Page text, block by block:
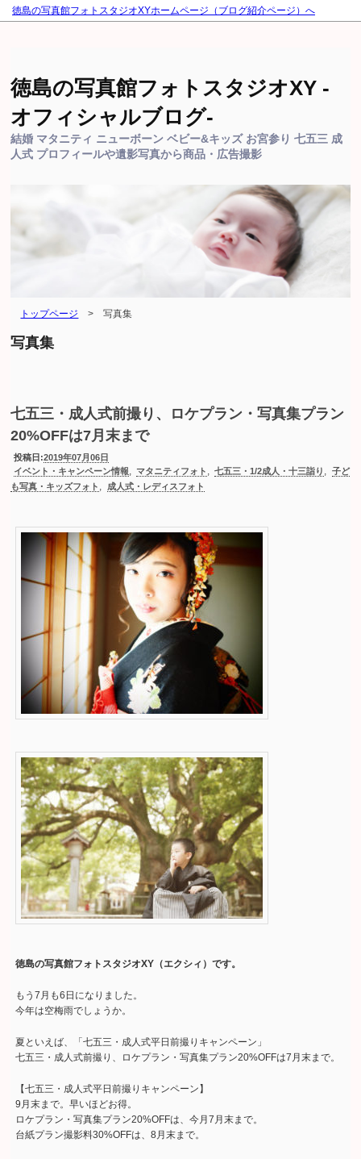
徳島の写真館フォトスタジオXYホームページ（ブログ紹介ページ）へ
徳島の写真館フォトスタジオXY -
オフィシャルブログ-
結婚 マタニティ ニューボーン ベビー&キッズ お宮参り 七五三 成
人式 プロフィールや遺影写真から商品・広告撮影
トップページ > 写真集
写真集
七五三・成人式前撮り、ロケプラン・写真集プラン
20%OFFは7月末まで
投稿日:2019年07月06日
イベント・キャンペーン情報, マタニティフォト , 七五三・1/2成人・十三詣り , 子ど
も写真・キッズフォト , 成人式・レディスフォト
徳島の写真館フォトスタジオXY（エクシィ）です。
もう7月も6日になりました。
今年は空梅雨でしょうか。
夏といえば、「七五三・成人式平日前撮りキャンペーン」
七五三・成人式前撮り、ロケプラン・写真集プラン20%OFFは7月末まで。
【七五三・成人式平日前撮りキャンペーン】
9月末まで。早いほどお得。
ロケプラン・写真集プラン20%OFFは、今月7月末まで。
台紙プラン撮影料30%OFFは、8月末まで。